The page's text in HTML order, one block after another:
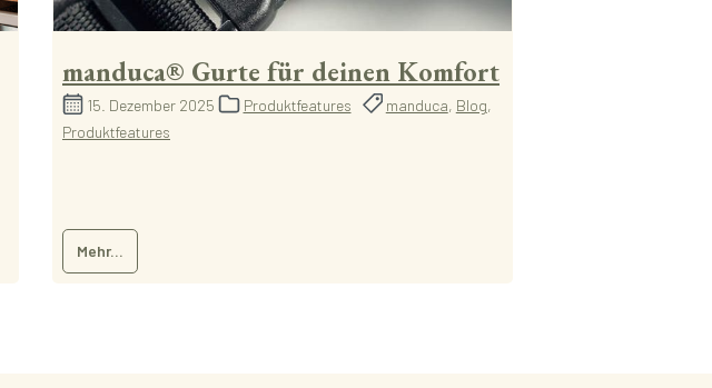
manduca® Gurte für deinen Komfort
15. Dezember 2025 Produktfeatures manduca, Blog,
Produktfeatures
Mehr...